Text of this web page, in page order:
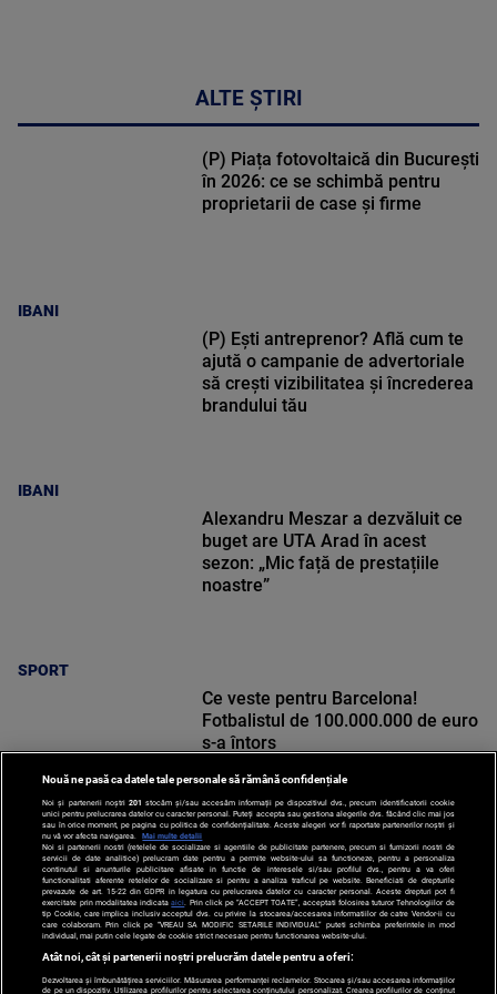
ALTE ȘTIRI
IBANI
(P) Piața fotovoltaică din București
în 2026: ce se schimbă pentru
proprietarii de case și firme
IBANI
(P) Ești antreprenor? Află cum te
ajută o campanie de advertoriale
să crești vizibilitatea și încrederea
brandului tău
SPORT
Alexandru Meszar a dezvăluit ce
buget are UTA Arad în acest
sezon: „Mic față de prestațiile
noastre”
SPORT
Ce veste pentru Barcelona!
Fotbalistul de 100.000.000 de euro
s-a întors
Nouă ne pasă ca datele tale personale să rămână confidențiale
Noi și partenerii noștri 201 stocăm și/sau accesăm informații pe dispozitivul dvs., precum identificatorii cookie
unici pentru prelucrarea datelor cu caracter personal. Puteți accepta sau gestiona alegerile dvs. făcând clic mai jos
sau în orice moment, pe pagina cu politica de confidențialitate. Aceste alegeri vor fi raportate partenerilor noștri și
nu vă vor afecta navigarea.
Mai multe detalii
Noi si partenerii nostri (retelele de socializare si agentiile de publicitate partenere, precum si furnizorii nostri de
servicii de date analitice) prelucram date pentru a permite website-ului sa functioneze, pentru a personaliza
continutul si anunturile publicitare afisate in functie de interesele si/sau profilul dvs., pentru a va oferi
functionalitati aferente retelelor de socializare si pentru a analiza traficul pe website. Beneficiati de drepturile
prevazute de art. 15-22 din GDPR in legatura cu prelucrarea datelor cu caracter personal. Aceste drepturi pot fi
exercitate prin modalitatea indicataaici . Prin click pe “ACCEPT TOATE”, acceptati folosirea tuturor Tehnologiilor de
tip Cookie, care implica inclusiv acceptul dvs. cu privire la stocarea/accesarea informatiilor de catre Vendor-ii cu
care colaboram. Prin click pe “VREAU SA MODIFIC SETARILE INDIVIDUAL” puteti schimba preferintele in mod
individual, mai putin cele legate de cookie strict necesare pentru functionarea website-ului.
Atât noi, cât și partenerii noștri prelucrăm datele pentru a oferi:
Dezvoltarea și îmbunătățirea serviciilor. Măsurarea performanței reclamelor. Stocarea și/sau accesarea informațiilor
de pe un dispozitiv. Utilizarea profilurilor pentru selectarea conținutului personalizat. Crearea profilurilor de conținut